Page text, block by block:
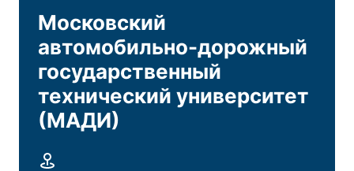
Московский
автомобильно-дорожный
государственный
технический университет
(МАДИ)